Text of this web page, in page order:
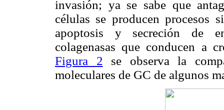
invasión; ya se sabe que
células se producen procesos
apoptosis y secreción de
colagenasas que conducen a
Figura 2 se observa la
moleculares de GC de algunos